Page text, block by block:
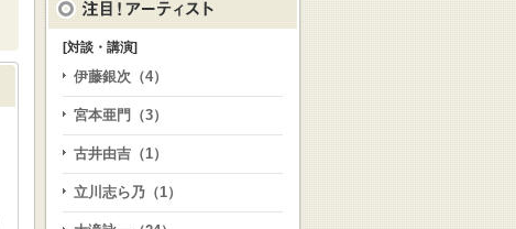
[対談・講演]
伊藤銀次（4）
宮本亜門（3）
古井由吉（1）
立川志ら乃（1）